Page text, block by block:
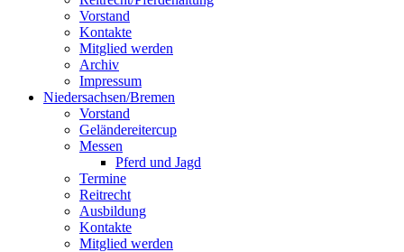
Vorstand
Kontakte
Mitglied werden
Archiv
Impressum
Niedersachsen/Bremen
Vorstand
Geländereitercup
Messen
Pferd und Jagd
Termine
Reitrecht
Ausbildung
Kontakte
Mitglied werden